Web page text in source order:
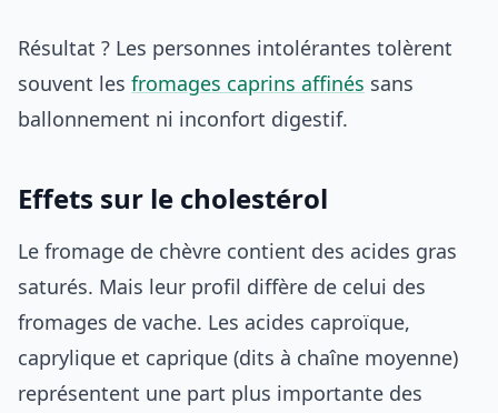
Résultat ? Les personnes intolérantes tolèrent
souvent les fromages caprins affinés sans
ballonnement ni inconfort digestif.
Effets sur le cholestérol
Le fromage de chèvre contient des acides gras
saturés. Mais leur profil diffère de celui des
fromages de vache. Les acides caproïque,
caprylique et caprique (dits à chaîne moyenne)
représentent une part plus importante des